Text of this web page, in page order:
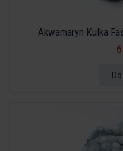
Akwamaryn Kulka